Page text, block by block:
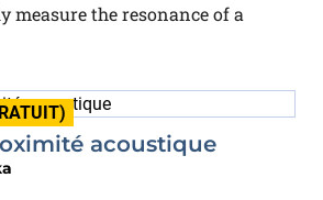
measure the resonance of a
acoustique